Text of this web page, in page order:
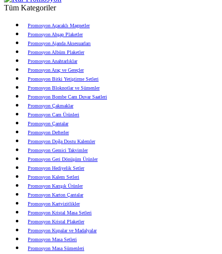
Tüm Kategoriler
Promosyon Açacaklı Magnetler
Promosyon Ahşap Plaketler
Promosyon Ajanda Aksesuarları
Promosyon Albüm Plaketler
Promosyon Anahtarlıklar
Promosyon Araç ve Gereçler
Promosyon Bitki Yetiştirme Setleri
Promosyon Bloknotlar ve Sümenler
Promosyon Bombe Cam Duvar Saatleri
Promosyon Çakmaklar
Promosyon Cam Ürünleri
Promosyon Çantalar
Promosyon Defterler
Promosyon Doğa Dostu Kalemler
Promosyon Gemici Takvimler
Promosyon Geri Dönüşüm Ürünler
Promosyon Hediyelik Setler
Promosyon Kalem Setleri
Promosyon Karışık Ürünler
Promosyon Karton Çantalar
Promosyon Kartvizitlikler
Promosyon Kristal Masa Setleri
Promosyon Kristal Plaketler
Promosyon Kupalar ve Madalyalar
Promosyon Masa Setleri
Promosyon Masa Sümenleri